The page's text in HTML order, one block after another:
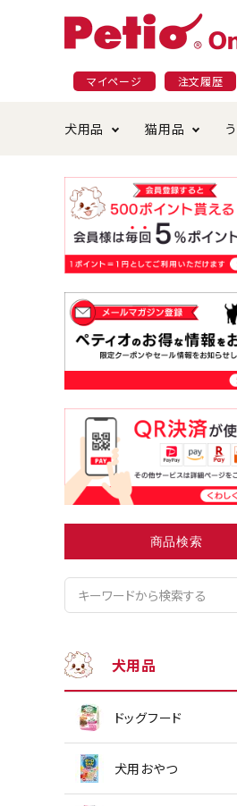
マイページ 注文履歴
犬用品
ドッグフード
ペットシーツ
おもちゃ
首輪・ハーネス・リー
猫用品
ごはん・おやつ
ベッド・ハウス・マッ
食器・給水器
替え・交換パーツ
プラクト
夜のお散歩特集
国産フード&おやつ特集
じゃらして遊ぶ
小型犬にオススメ
ショッピングガイド
返品・交換について
商品検索
犬用品
ドッグフード
犬用おやつ